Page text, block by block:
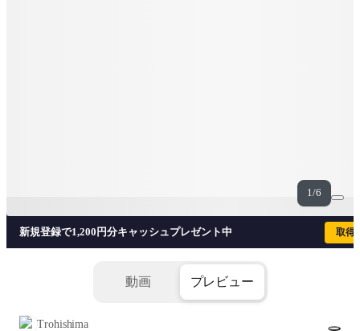
1/6
新規登録で1,200円分キャッシュプレゼント中 取得
動画 プレビュー
Trohishima